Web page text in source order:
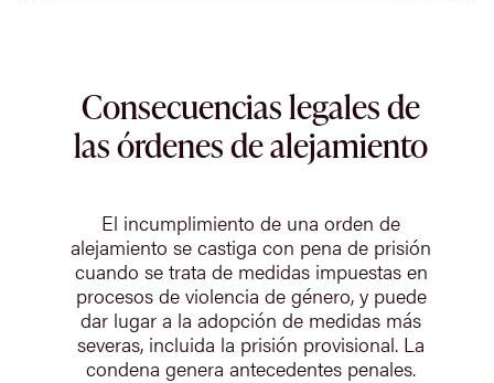
Consecuencias legales de
las órdenes de alejamiento
El incumplimiento de una orden de
alejamiento se castiga con pena de prisión
cuando se trata de medidas impuestas en
procesos de violencia de género, y puede
dar lugar a la adopción de medidas más
severas, incluida la prisión provisional. La
condena genera antecedentes penales.